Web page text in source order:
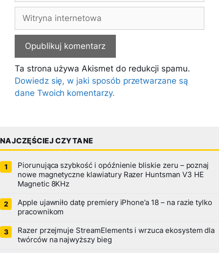
Witryna
internetowa
Ta strona używa Akismet do redukcji spamu.
Dowiedz się, w jaki sposób przetwarzane są
dane Twoich komentarzy.
NAJCZĘŚCIEJ CZYTANE
Piorunująca szybkość i opóźnienie bliskie zeru – poznaj
nowe magnetyczne klawiatury Razer Huntsman V3 HE
Magnetic 8KHz
Apple ujawniło datę premiery iPhone’a 18 – na razie tylko
pracownikom
Razer przejmuje StreamElements i wrzuca ekosystem dla
twórców na najwyższy bieg